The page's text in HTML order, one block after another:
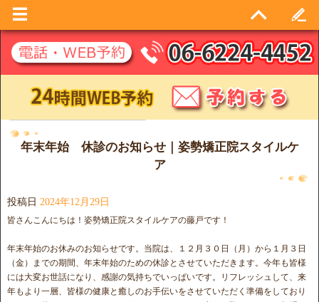
月別アーカイブ: 2024年12月
年末年始 休診のお知らせ｜姿勢矯正院スタイルケ
ア
投稿日 2024年12月29日
皆さんこんにちは！姿勢矯正院スタイルケアの藤戸です！
年末年始のお休みのお知らせです。当院は、１２月３０日（月）から１月３日
（金）までの期間、年末年始のための休診とさせていただきます。今年も皆様
には大変お世話になり、感謝の気持ちでいっぱいです。リフレッシュして、来
年もより一層、皆様の健康と癒しのお手伝いをさせていただく準備をしており